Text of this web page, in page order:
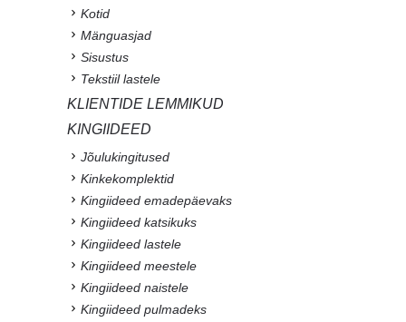
Kotid
Mänguasjad
Sisustus
Tekstiil lastele
KLIENTIDE LEMMIKUD
KINGIIDEED
Jõulukingitused
Kinkekomplektid
Kingiideed emadepäevaks
Kingiideed katsikuks
Kingiideed lastele
Kingiideed meestele
Kingiideed naistele
Kingiideed pulmadeks